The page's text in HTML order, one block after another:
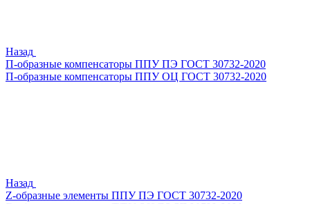
Назад
П-образные компенсаторы ППУ ПЭ ГОСТ 30732-2020
П-образные компенсаторы ППУ ОЦ ГОСТ 30732-2020
Назад
Z-образные элементы ППУ ПЭ ГОСТ 30732-2020